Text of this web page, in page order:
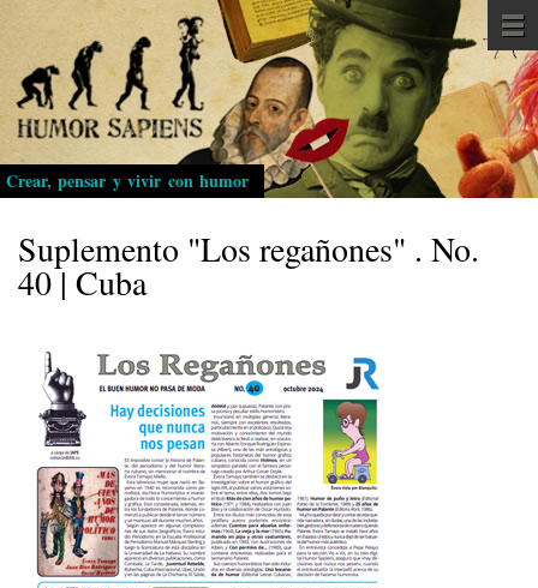
Pasar
al
contenido
principal
Crear, pensar y vivir con humor
Suplemento "Los regañones" . No.
40 | Cuba